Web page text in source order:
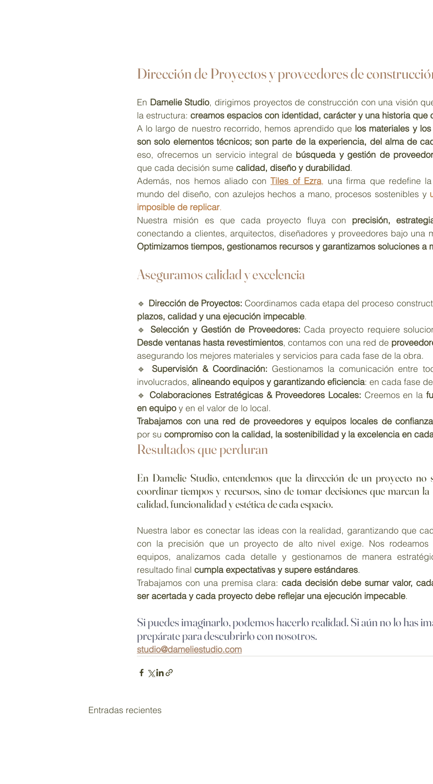
Dirección de Proyectos y proveedores de
En Damelie Studio, dirigimos proyectos de construcción con una visión
la estructura: creamos espacios con identidad, carácter y una historia que
A lo largo de nuestro recorrido, hemos aprendido que los materiales y
son solo elementos técnicos; son parte de la experiencia, del alma de
eso, ofrecemos un servicio integral de búsqueda y gestión de
que cada decisión sume calidad, diseño y durabilidad.
Además, nos hemos aliado con Tiles of Ezra, una firma que redefine
mundo del diseño, con azulejos hechos a mano, procesos sostenibles y
imposible de replicar.
Nuestra misión es que cada proyecto fluya con precisión,
Optimizamos tiempos, gestionamos recursos y garantizamos soluciones a
Aseguramos calidad y excelencia
🔹 Dirección de Proyectos:
plazos, calidad y una ejecución impecable.
🔹 Selección y Gestión de Proveedores:
Desde ventanas hasta revestimientos, contamos con una red de
asegurando los mejores materiales y servicios para cada fase de la obra.
🔹 Supervisión & Coordinación: Gestionamos la comunicación entre
involucrados, alineando equipos y garantizando eficiencia: en cada fase
🔹 Colaboraciones Estratégicas & Proveedores Locales: Creemos en la
en equipo y en el valor de lo local.
Trabajamos con una red de proveedores y equipos locales de confianza
por su compromiso con la calidad, la sostenibilidad y la excelencia en
Resultados que perduran
En Damelie Studio, entendemos que la dirección de un proyecto no
coordinar tiempos y recursos, sino de tomar decisiones que marcan
calidad, funcionalidad y estética de cada espacio.
Nuestra labor es conectar las ideas con la realidad, garantizando que
con la precisión que un proyecto de alto nivel exige. Nos rodeamos
equipos, analizamos cada detalle y gestionamos de manera
resultado final cumpla expectativas y supere estándares.
Trabajamos con una premisa clara: cada decisión debe sumar valor,
ser acertada y cada proyecto debe reflejar una ejecución impecable.
Si puedes imaginarlo, podemos hacerlo realidad. Si aún no lo has
prepárate para descubrirlo con nosotros.
studio@dameliestudio.com
Entradas recientes